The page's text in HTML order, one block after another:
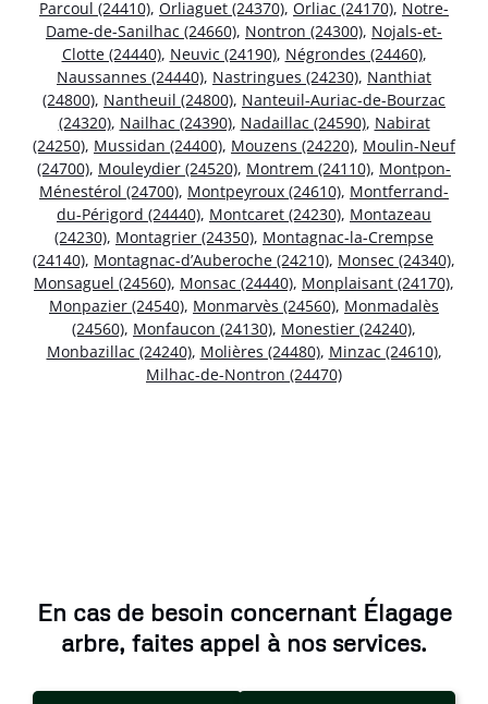
Parcoul (24410), Orliaguet (24370), Orliac (24170), Notre-
Dame-de-Sanilhac (24660), Nontron (24300), Nojals-et-
Clotte (24440), Neuvic (24190), Négrondes (24460),
Naussannes (24440), Nastringues (24230), Nanthiat
(24800), Nantheuil (24800), Nanteuil-Auriac-de-Bourzac
(24320), Nailhac (24390), Nadaillac (24590), Nabirat
(24250), Mussidan (24400), Mouzens (24220), Moulin-Neuf
(24700), Mouleydier (24520), Montrem (24110), Montpon-
Ménestérol (24700), Montpeyroux (24610), Montferrand-
du-Périgord (24440), Montcaret (24230), Montazeau
(24230), Montagrier (24350), Montagnac-la-Crempse
(24140), Montagnac-d’Auberoche (24210), Monsec (24340),
Monsaguel (24560), Monsac (24440), Monplaisant (24170),
Monpazier (24540), Monmarvès (24560), Monmadalès
(24560), Monfaucon (24130), Monestier (24240),
Monbazillac (24240), Molières (24480), Minzac (24610),
Milhac-de-Nontron (24470)
En cas de besoin concernant Élagage
arbre, faites appel à nos services.